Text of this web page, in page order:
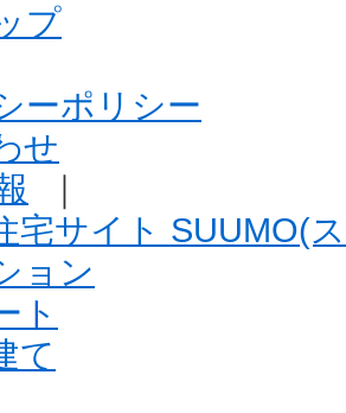
プ
ーポリシー
せ
｜
宅サイト SUUMO(
ョン
ト
て